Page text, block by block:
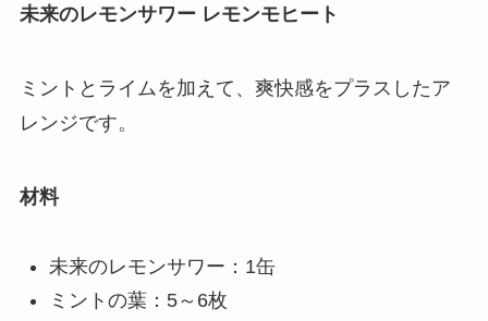
未来のレモンサワー レモンモヒート
ミントとライムを加えて、爽快感をプラスしたア
レンジです。
材料
未来のレモンサワー：1缶
ミントの葉：5～6枚